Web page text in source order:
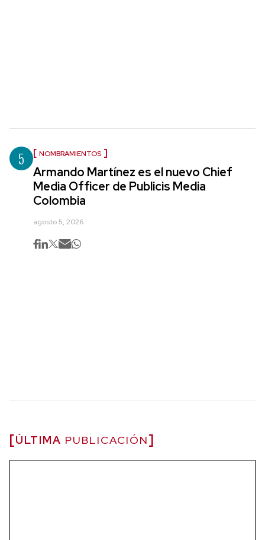
5 NOMBRAMIENTOS
Armando Martínez es el nuevo Chief
Media Officer de Publicis Media
Colombia
agosto 5, 2026
ÚLTIMA PUBLICACIÓN